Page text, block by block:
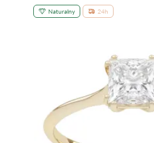
Naturalny 24h